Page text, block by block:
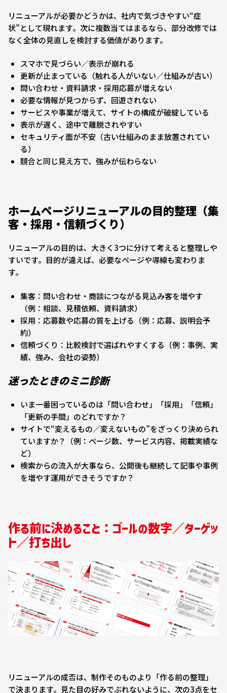
リニューアルが必要かどうかは、社内で気づきやすい“症
状”として現れます。次に複数当てはまるなら、部分改修では
なく全体の見直しを検討する価値があります。
スマホで見づらい／表示が崩れる
更新が止まっている（触れる人がいない／仕組みが古い）
問い合わせ・資料請求・採用応募が増えない
必要な情報が見つからず、回遊されない
サービスや事業が増えて、サイトの構成が破綻している
表示が遅く、途中で離脱されやすい
セキュリティ面が不安（古い仕組みのまま放置されてい
る）
競合と同じ見え方で、強みが伝わらない
ホームページリニューアルの目的整理（集
客・採用・信頼づくり）
リニューアルの目的は、大きく3つに分けて考えると整理しや
すいです。目的が違えば、必要なページや導線も変わりま
す。
集客：問い合わせ・商談につながる見込み客を増やす
（例：相談、見積依頼、資料請求）
採用：応募数や応募の質を上げる（例：応募、説明会予
約）
信頼づくり：比較検討で選ばれやすくする（例：事例、実
績、強み、会社の姿勢）
迷ったときのミニ診断
いま一番困っているのは「問い合わせ」「採用」「信頼」
「更新の手間」のどれですか？
サイトで“変えるもの／変えないもの”をざっくり決められ
ていますか？（例：ページ数、サービス内容、掲載実績な
ど）
検索からの流入が大事なら、公開後も継続して記事や事例
を増やす運用ができそうですか？
作る前に決めること：ゴールの数字／ターゲッ
ト／打ち出し
リニューアルの成否は、制作そのものより「作る前の整理」
で決まります。見た目の好みでぶれないように、次の3点をセ